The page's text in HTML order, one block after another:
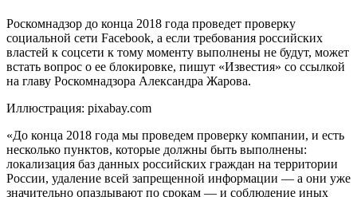
Роскомнадзор до конца 2018 года проведет проверку
социальной сети Facebook, а если требования российских
властей к соцсети к тому моменту выполнены не будут, может
встать вопрос о ее блокировке, пишут «Известия» со ссылкой
на главу Роскомнадзора Александра Жарова.
Иллюстрация: pixabay.com
«До конца 2018 года мы проведем проверку компании, и есть
несколько пунктов, которые должны быть выполнены:
локализация баз данных российских граждан на территории
России, удаление всей запрещенной информации — а они уже
значительно опаздывают по срокам — и соблюдение иных